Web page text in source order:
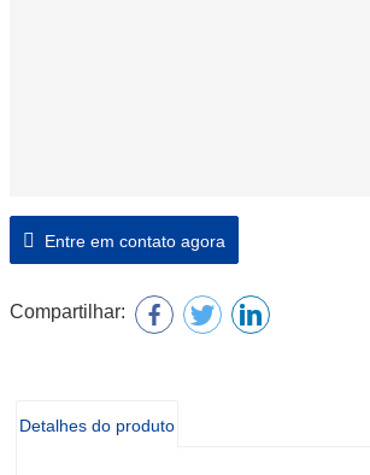
Entre em contato agora
Compartilhar:
Detalhes do produto